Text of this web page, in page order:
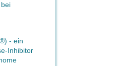
- ein
Inhibitor